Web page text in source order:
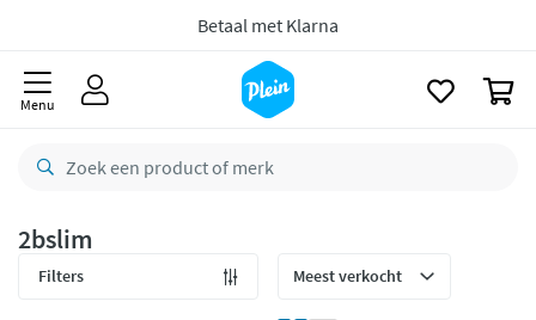
Betaal met Klarna
Menu
2bslim
Filters